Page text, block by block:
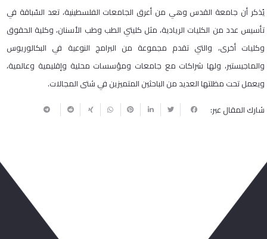
يُذكر أن جامعة القدس وهي من أعرق الجامعات الفلسطينية، تعد السّباقة في
تأسيس عدد من الكليات الريادية، مثل كليتي الطب وطب الأسنان، وكلية الحقوق
وكليات أخرى، والتي تقدم مجموعة من البرامج النوعية في البكالوريوس
والماجيستير، ولها شراكات مع جامعات ومؤسسات محلية وإقليمية وعالمية،
ويعمل تحت مظلتها العديد من الباحثين المتميزين في شتى المجالات.
شارك المقال عبر: